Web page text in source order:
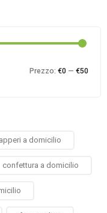
Prezzo: €0 — €50
a domicilio
confettura a domicilio